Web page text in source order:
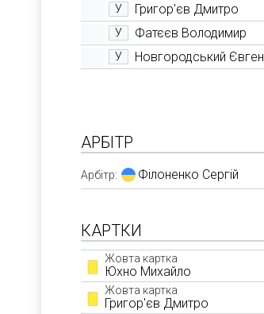
У Григор'єв Дмитро
У Фатєєв Володимир
У Новгородський Євген
АРБІТР
Арбітр: Філоненко Сергій
КАРТКИ
Жовта картка
Юхно Михайло
Жовта картка
Григор'єв Дмитро